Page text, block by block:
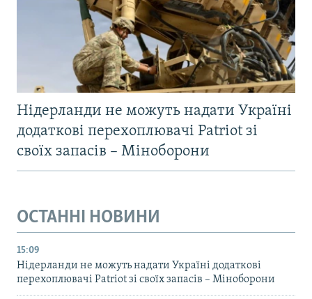
Нідерланди не можуть надати Україні
додаткові перехоплювачі Patriot зі
своїх запасів – Міноборони
ОСТАННІ НОВИНИ
15:09
Нідерланди не можуть надати Україні додаткові
перехоплювачі Patriot зі своїх запасів – Міноборони